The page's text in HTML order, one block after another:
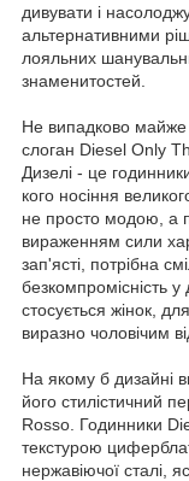
дивувати і
альтернативними
лояльних
знаменитостей.
Не випадково майже
слоган Diesel Only
Дизелі - це
кого носіння
не просто модою, а
вираженням сили
зап'ясті, потрібна
безкомпромісність
стосується жінок,
виразно чоловічим
На якому б дизайні
його стилістичний
Rosso. Годинники
текстурою
нержавіючої сталі,